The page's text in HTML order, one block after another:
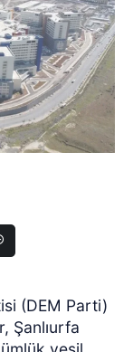
(DEM Parti)
Şanlıurfa